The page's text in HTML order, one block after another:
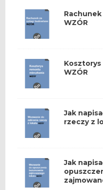
WZÓR
WZÓR
Jak
rzeczy z
Jak